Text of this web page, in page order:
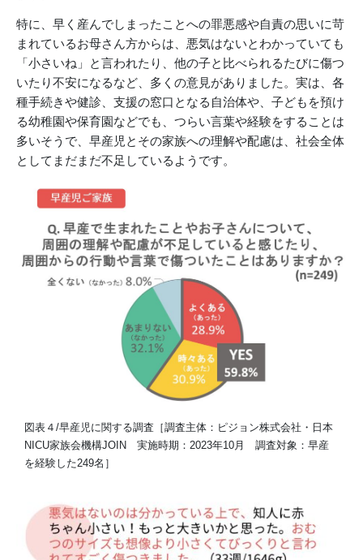
特に、早く産んでしまったことへの罪悪感や自責の思いに苛
まれているお母さん方からは、悪気はないとわかっていても
「小さいね」と言われたり、他の子と比べられるたびに傷つ
いたり不安になるなど、多くの意見がありました。実は、各
種手続きや健診、支援の窓口となる自治体や、子どもを預け
る幼稚園や保育園などでも、つらい言葉や経験をすることは
多いそうで、早産児とその家族への理解や配慮は、社会全体
としてまだまだ不足しているようです。
図表４/早産児に関する調査［調査主体：ピジョン株式会社・日本
NICU家族会機構JOIN 実施時期：2023年10月 調査対象：早産
を経験した249名］